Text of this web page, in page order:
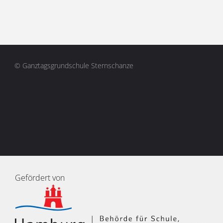
© Ganztagsgrundschule Sternschanze
Gefördert von